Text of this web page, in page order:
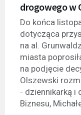
drogowego w
Do końca
dotycząca
na al.
miasta
na podjęcie
Olszewski
- dziennikarką i
Biznesu,